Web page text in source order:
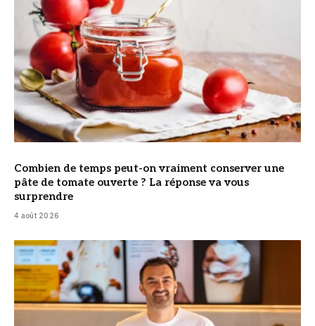
Combien de temps peut-on vraiment conserver une
pâte de tomate ouverte ? La réponse va vous
surprendre
4 août 2026
© Cyril Lignac